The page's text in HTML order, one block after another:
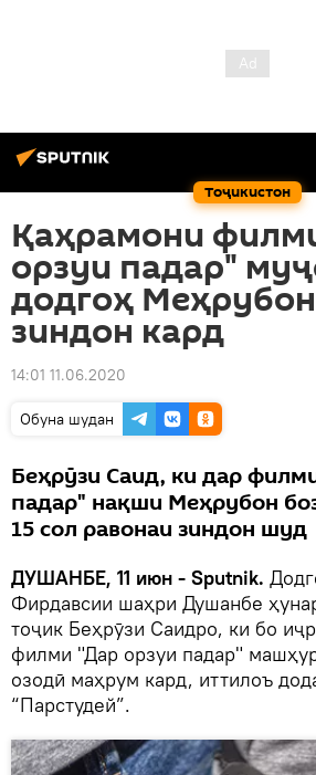
Тоҷикистон
Қаҳрамони
орзуи падар"
додгоҳ
зиндон кард
14:01 11.06.2020
Обуна шудан
Беҳрӯзи Саид, ки дар
падар" нақши Меҳрубон
15 сол равонаи зиндон шуд
ДУШАНБЕ, 11 июн - Sputnik.
Фирдавсии шаҳри Душанбе
тоҷик Беҳрӯзи Саидро, ки бо
филми "Дар орзуи падар"
озодӣ маҳрум кард, иттилоъ
“Парстудей”.